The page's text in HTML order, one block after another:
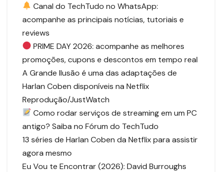
Canal do TechTudo no WhatsApp:
acompanhe as principais notícias, tutoriais e
reviews
PRIME DAY 2026: acompanhe as melhores
promoções, cupons e descontos em tempo real
A Grande Ilusão é uma das adaptações de
Harlan Coben disponíveis na Netflix
Reprodução/JustWatch
Como rodar serviços de streaming em um PC
antigo? Saiba no Fórum do TechTudo
13 séries de Harlan Coben da Netflix para assistir
agora mesmo
Eu Vou te Encontrar (2026): David Burroughs